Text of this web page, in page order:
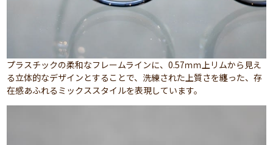
プラスチックの柔和なフレームラインに、0.57ｍｍ上リムから見え
る立体的なデザインとすることで、洗練された上質さを纏った、存
在感あふれるミックススタイルを表現しています。